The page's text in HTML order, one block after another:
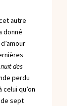
autre
donné
des
perdu
qu’on
de sept